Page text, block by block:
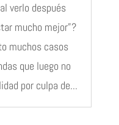
verlo después
mucho mejor”?
muchos casos
que luego no
por culpa de...